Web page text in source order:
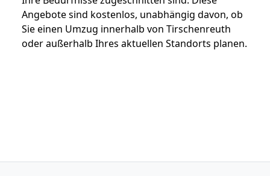
Angebote sind kostenlos, unabhängig davon, ob
Sie einen Umzug innerhalb von Tirschenreuth
oder außerhalb Ihres aktuellen Standorts planen.